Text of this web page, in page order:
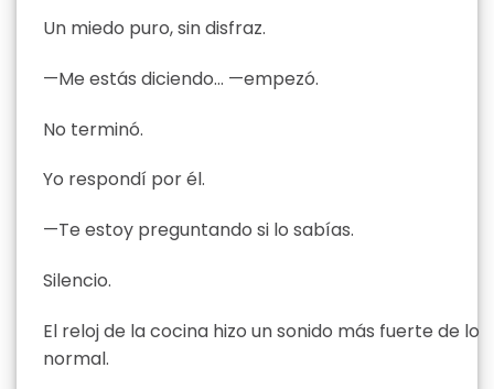
Un miedo puro, sin disfraz.
—Me estás diciendo… —empezó.
No terminó.
Yo respondí por él.
—Te estoy preguntando si lo sabías.
Silencio.
El reloj de la cocina hizo un sonido más fuerte de lo
normal.